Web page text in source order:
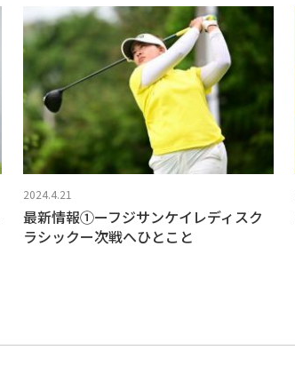
2024.4.21
最新情報①ーフジサンケイレディスク
ラシックー次戦へひとこと